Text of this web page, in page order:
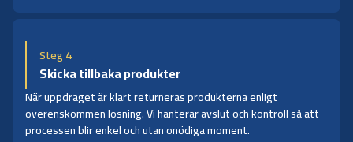
Steg 4
Skicka tillbaka produkter
När uppdraget är klart returneras produkterna enligt
överenskommen lösning. Vi hanterar avslut och kontroll så att
processen blir enkel och utan onödiga moment.